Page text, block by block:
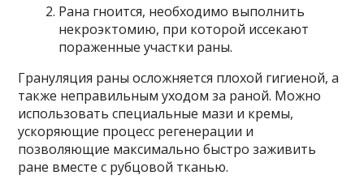
Рана гноится, необходимо выполнить
некроэктомию, при которой иссекают
пораженные участки раны.
Грануляция раны осложняется плохой гигиеной, а
также неправильным уходом за раной. Можно
использовать специальные мази и кремы,
ускоряющие процесс регенерации и
позволяющие максимально быстро заживить
ране вместе с рубцовой тканью.